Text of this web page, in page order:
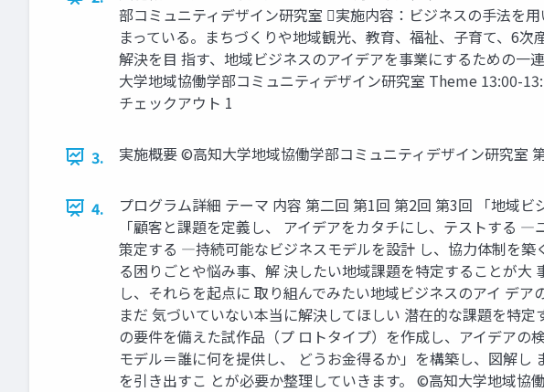
部コミュニティデザイン研究室 実施内容：ビジネスの手法を
まっている。まちづくりや地域観光、教育、福祉、子育て、6
解決を目 指す、地域ビジネスのアイデアを事業にするための
大学地域協働学部コミュニティデザイン研究室 Theme 13:00-
チェックアウト 1
3. 実施概要 ©高知大学地域協働学部コミュニティデザイン研究室
4.
プログラム詳細 テーマ 内容 第二回 第1回 第2回 第3回 「地域
「顧客と課題を定義し、 アイデアをカタチにし、テストする
策定する ―持続可能なビジネスモデルを設計 し、協力体制を
る困りごとや悩み事、解 決したい地域課題を特定することが
し、それらを起点に 取り組んでみたい地域ビジネスのアイ デ
まだ 気づいていない本当に解決してほしい 潜在的な課題を特
の要件を備えた試作品（プ ロトタイプ）を作成し、アイデア
モデル＝誰に何を提供し、 どうお金得るか」を構築し、図解
を引き出すこ とが必要か整理していきます。 ©高知大学地域協